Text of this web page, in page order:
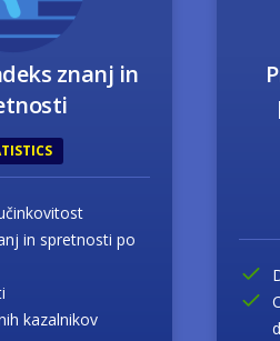
znanj in
in spretnosti po
kazalnikov